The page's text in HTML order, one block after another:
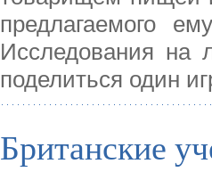
предлагаемого
Исследования на
поделиться один
Британские